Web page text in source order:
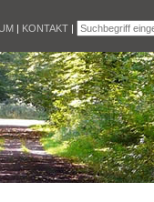
| KONTAKT |